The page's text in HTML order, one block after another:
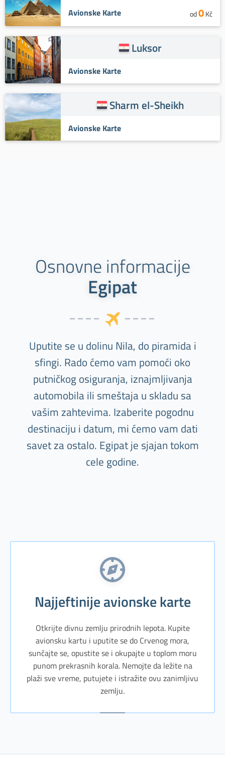
Avionske Karte od0Kč
Luksor
Avionske Karte
Sharm el-Sheikh
Avionske Karte
Osnovne informacije
Egipat
Uputite se u dolinu Nila, do piramida i
sfingi. Rado ćemo vam pomoći oko
putničkog osiguranja, iznajmljivanja
automobila ili smeštaja u skladu sa
vašim zahtevima. Izaberite pogodnu
destinaciju i datum, mi ćemo vam dati
savet za ostalo. Egipat je sjajan tokom
cele godine.
Najjeftinije avionske karte
Otkrijte divnu zemlju prirodnih lepota. Kupite
avionsku kartu i uputite se do Crvenog mora,
sunčajte se, opustite se i okupajte u toplom moru
punom prekrasnih korala. Nemojte da ležite na
plaži sve vreme, putujete i istražite ovu zanimljivu
zemlju.